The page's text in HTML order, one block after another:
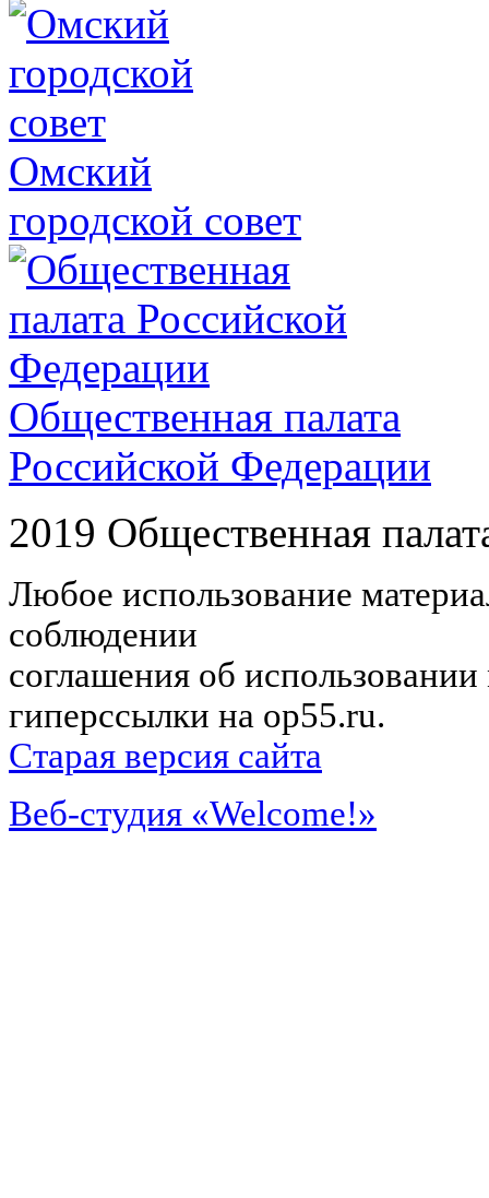
Омский
городской совет
Общественная палата
Российской Федерации
2019 Общественная
Любое использование
соблюдении
соглашения об
гиперссылки на op55.ru.
Старая версия сайта
Веб-студия «Welcome!»